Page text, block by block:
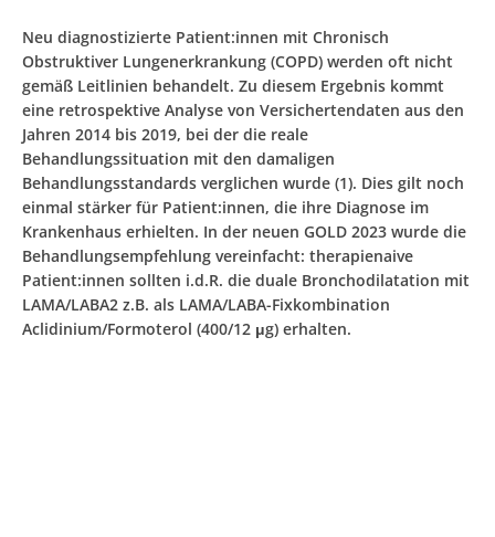
Neu diagnostizierte Patient:innen mit Chronisch
Obstruktiver Lungenerkrankung (COPD) werden oft nicht
gemäß Leitlinien behandelt. Zu diesem Ergebnis kommt
eine retrospektive Analyse von Versichertendaten aus den
Jahren 2014 bis 2019, bei der die reale
Behandlungssituation mit den damaligen
Behandlungsstandards verglichen wurde (1). Dies gilt noch
einmal stärker für Patient:innen, die ihre Diagnose im
Krankenhaus erhielten. In der neuen GOLD 2023 wurde die
Behandlungsempfehlung vereinfacht: therapienaive
Patient:innen sollten i.d.R. die duale Bronchodilatation mit
LAMA/LABA2 z.B. als LAMA/LABA-Fixkombination
Aclidinium/Formoterol (400/12 μg) erhalten.